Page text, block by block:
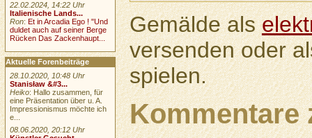
Gemälde als
versenden oder
spielen.
Kommentare
22.02.2024, 14:22 Uhr
Italienische Lands...
Ron:Et in Arcadia Ego ! "Und
duldet auch auf seiner Berge
Rücken Das Zackenhaupt...
Aktuelle Forenbeiträge
28.10.2020, 10:48 Uhr
Stanisław &#3...
Heiko: Hallo zusammen, für
eine Präsentation über u. A.
Impressionismus möchte ich
e...
08.06.2020, 20:12 Uhr